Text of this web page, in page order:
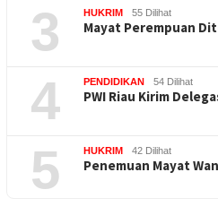
3 HUKRIM 55 Dilihat
Mayat Perempuan
4 PENDIDIKAN 54 Dilihat
PWI Riau Kirim
5 HUKRIM 42 Dilihat
Penemuan Mayat